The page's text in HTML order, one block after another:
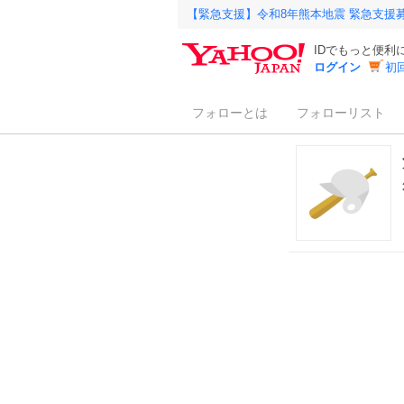
【緊急支援】令和8年熊本地震 緊急支援
IDでもっと便利
ログイン
初
フォローとは フォローリスト